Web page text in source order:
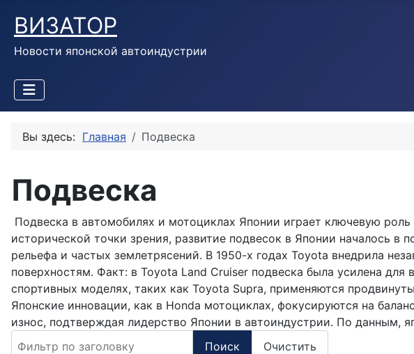
ВИЗАТОР
Новости японской автоиндустрии
Вы здесь: Главная Подвеска
Подвеска
Подвеска в автомобилях и мотоциклах Японии играет ключевую
исторической точки зрения, развитие подвесок в Японии началось в
рельефа и частых землетрясений. В 1950-х годах Toyota внедрила
поверхностям. Факт: в Toyota Land Cruiser подвеска была усилена
спортивных моделях, таких как Toyota Supra, применяются
Японские инновации, как в Honda мотоциклах, фокусируются на
износ, подтверждая лидерство Японии в автоиндустрии. По данным,
Поиск Очистить